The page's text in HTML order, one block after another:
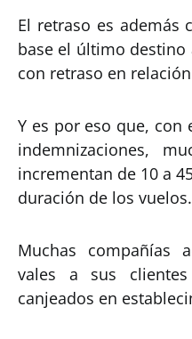
El retraso es además
base el último destino
con retraso en
Y es por eso que, con
indemnizaciones,
incrementan de 10 a
duración de los vuelos.
Muchas compañías
vales a sus
canjeados en